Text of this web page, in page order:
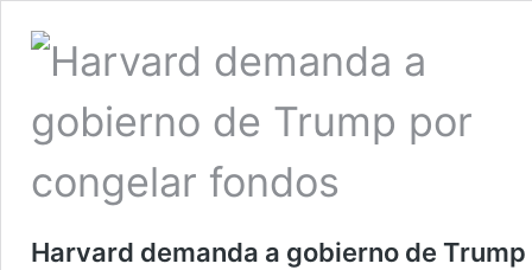
Harvard demanda a gobierno de